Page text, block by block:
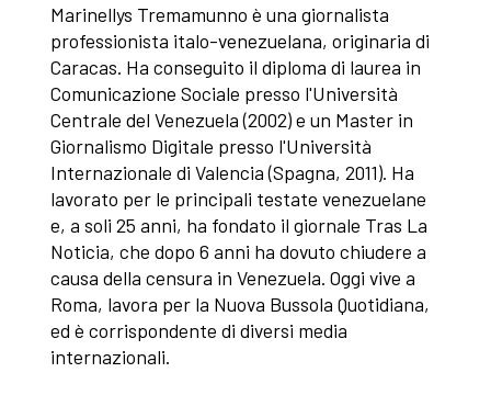
Marinellys Tremamunno è una giornalista
professionista italo-venezuelana, originaria di
Caracas. Ha conseguito il diploma di laurea in
Comunicazione Sociale presso l'Università
Centrale del Venezuela (2002) e un Master in
Giornalismo Digitale presso l'Università
Internazionale di Valencia (Spagna, 2011). Ha
lavorato per le principali testate venezuelane
e, a soli 25 anni, ha fondato il giornale Tras La
Noticia, che dopo 6 anni ha dovuto chiudere a
causa della censura in Venezuela. Oggi vive a
Roma, lavora per la Nuova Bussola Quotidiana,
ed è corrispondente di diversi media
internazionali.